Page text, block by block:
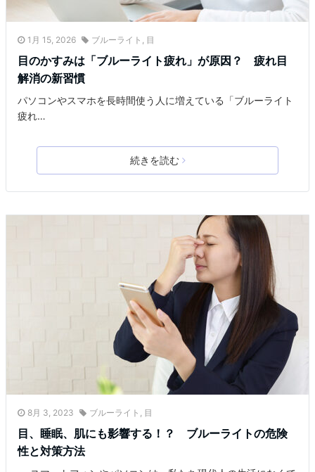
1月 15, 2026 ブルーライト , 目
目のかすみは「ブルーライト疲れ」が原因？ 疲れ目
解消の新習慣
パソコンやスマホを長時間使う人に増えている「ブルーライト
疲れ…
続きを読む
8月 3, 2023 ブルーライト , 目
目、睡眠、肌にも影響する！？ ブルーライトの危険
性と対策方法